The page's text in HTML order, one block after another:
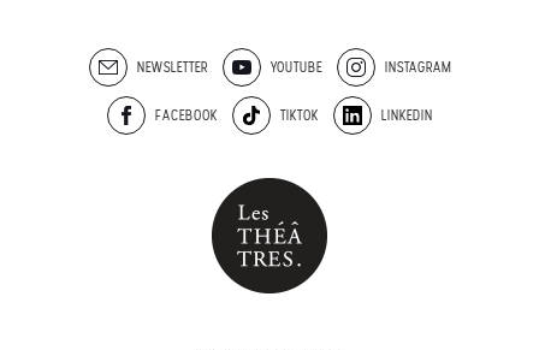
NEWSLETTER YOUTUBE INSTAGRAM
FACEBOOK TIKTOK LINKEDIN